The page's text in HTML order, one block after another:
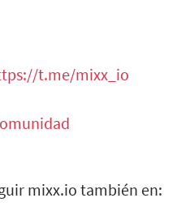
t.me/mixx_io
mixx.io también en: